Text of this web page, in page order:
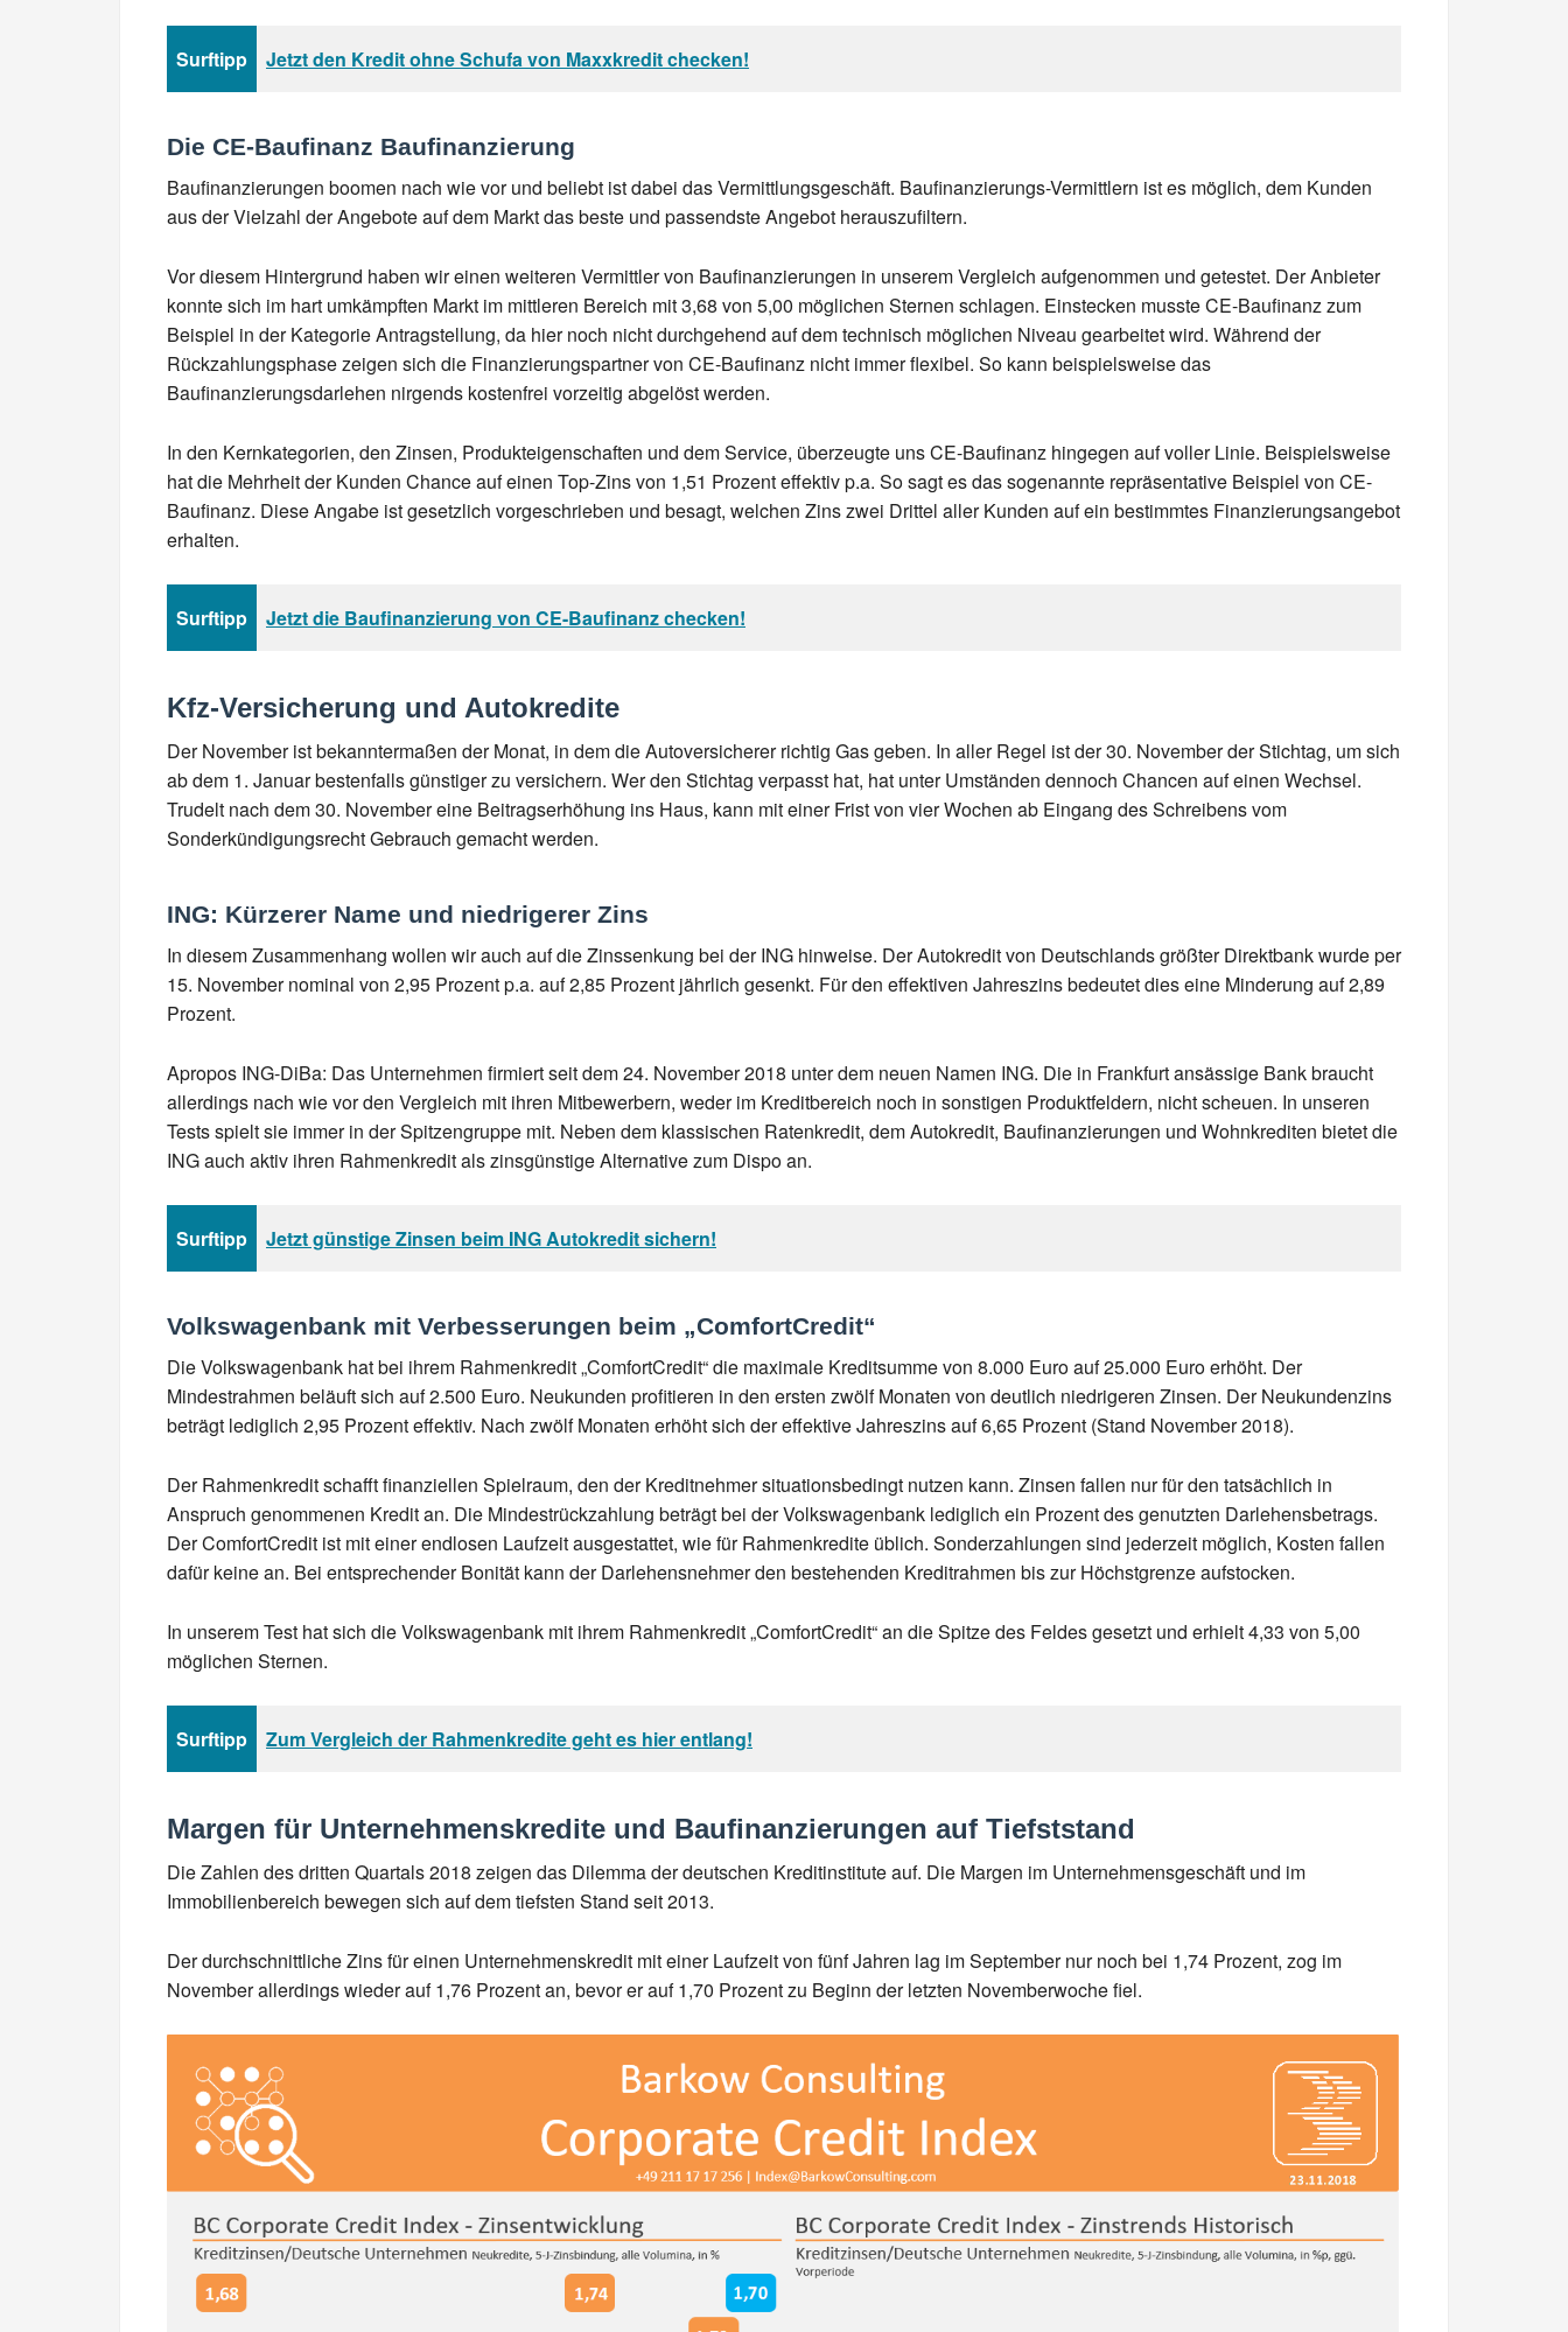
Surftipp Jetzt den Kredit ohne Schufa von Maxxkredit checken!
Die CE-Baufinanz Baufinanzierung
Baufinanzierungen boomen nach wie vor und beliebt ist dabei das Vermittlungsgeschäft. Baufinanzierungs-Vermittlern ist es möglich, dem Kunden
aus der Vielzahl der Angebote auf dem Markt das beste und passendste Angebot herauszufiltern.
Vor diesem Hintergrund haben wir einen weiteren Vermittler von Baufinanzierungen in unserem Vergleich aufgenommen und getestet. Der Anbieter
konnte sich im hart umkämpften Markt im mittleren Bereich mit 3,68 von 5,00 möglichen Sternen schlagen. Einstecken musste CE-Baufinanz zum
Beispiel in der Kategorie Antragstellung, da hier noch nicht durchgehend auf dem technisch möglichen Niveau gearbeitet wird. Während der
Rückzahlungsphase zeigen sich die Finanzierungspartner von CE-Baufinanz nicht immer flexibel. So kann beispielsweise das
Baufinanzierungsdarlehen nirgends kostenfrei vorzeitig abgelöst werden.
In den Kernkategorien, den Zinsen, Produkteigenschaften und dem Service, überzeugte uns CE-Baufinanz hingegen auf voller Linie. Beispielsweise
hat die Mehrheit der Kunden Chance auf einen Top-Zins von 1,51 Prozent effektiv p.a. So sagt es das sogenannte repräsentative Beispiel von CE-
Baufinanz. Diese Angabe ist gesetzlich vorgeschrieben und besagt, welchen Zins zwei Drittel aller Kunden auf ein bestimmtes Finanzierungsangebot
erhalten.
Surftipp Jetzt die Baufinanzierung von CE-Baufinanz checken!
Kfz-Versicherung und Autokredite
Der November ist bekanntermaßen der Monat, in dem die Autoversicherer richtig Gas geben. In aller Regel ist der 30. November der Stichtag, um sich
ab dem 1. Januar bestenfalls günstiger zu versichern. Wer den Stichtag verpasst hat, hat unter Umständen dennoch Chancen auf einen Wechsel.
Trudelt nach dem 30. November eine Beitragserhöhung ins Haus, kann mit einer Frist von vier Wochen ab Eingang des Schreibens vom
Sonderkündigungsrecht Gebrauch gemacht werden.
ING: Kürzerer Name und niedrigerer Zins
In diesem Zusammenhang wollen wir auch auf die Zinssenkung bei der ING hinweise. Der Autokredit von Deutschlands größter Direktbank wurde per
15. November nominal von 2,95 Prozent p.a. auf 2,85 Prozent jährlich gesenkt. Für den effektiven Jahreszins bedeutet dies eine Minderung auf 2,89
Prozent.
Apropos ING-DiBa: Das Unternehmen firmiert seit dem 24. November 2018 unter dem neuen Namen ING. Die in Frankfurt ansässige Bank braucht
allerdings nach wie vor den Vergleich mit ihren Mitbewerbern, weder im Kreditbereich noch in sonstigen Produktfeldern, nicht scheuen. In unseren
Tests spielt sie immer in der Spitzengruppe mit. Neben dem klassischen Ratenkredit, dem Autokredit, Baufinanzierungen und Wohnkrediten bietet die
ING auch aktiv ihren Rahmenkredit als zinsgünstige Alternative zum Dispo an.
Surftipp Jetzt günstige Zinsen beim ING Autokredit sichern!
Volkswagenbank mit Verbesserungen beim „ComfortCredit“
Die Volkswagenbank hat bei ihrem Rahmenkredit „ComfortCredit“ die maximale Kreditsumme von 8.000 Euro auf 25.000 Euro erhöht. Der
Mindestrahmen beläuft sich auf 2.500 Euro. Neukunden profitieren in den ersten zwölf Monaten von deutlich niedrigeren Zinsen. Der Neukundenzins
beträgt lediglich 2,95 Prozent effektiv. Nach zwölf Monaten erhöht sich der effektive Jahreszins auf 6,65 Prozent (Stand November 2018).
Der Rahmenkredit schafft finanziellen Spielraum, den der Kreditnehmer situationsbedingt nutzen kann. Zinsen fallen nur für den tatsächlich in
Anspruch genommenen Kredit an. Die Mindestrückzahlung beträgt bei der Volkswagenbank lediglich ein Prozent des genutzten Darlehensbetrags.
Der ComfortCredit ist mit einer endlosen Laufzeit ausgestattet, wie für Rahmenkredite üblich. Sonderzahlungen sind jederzeit möglich, Kosten fallen
dafür keine an. Bei entsprechender Bonität kann der Darlehensnehmer den bestehenden Kreditrahmen bis zur Höchstgrenze aufstocken.
In unserem Test hat sich die Volkswagenbank mit ihrem Rahmenkredit „ComfortCredit“ an die Spitze des Feldes gesetzt und erhielt 4,33 von 5,00
möglichen Sternen.
Surftipp Zum Vergleich der Rahmenkredite geht es hier entlang!
Margen für Unternehmenskredite und Baufinanzierungen auf Tiefststand
Die Zahlen des dritten Quartals 2018 zeigen das Dilemma der deutschen Kreditinstitute auf. Die Margen im Unternehmensgeschäft und im
Immobilienbereich bewegen sich auf dem tiefsten Stand seit 2013.
Der durchschnittliche Zins für einen Unternehmenskredit mit einer Laufzeit von fünf Jahren lag im September nur noch bei 1,74 Prozent, zog im
November allerdings wieder auf 1,76 Prozent an, bevor er auf 1,70 Prozent zu Beginn der letzten Novemberwoche fiel.